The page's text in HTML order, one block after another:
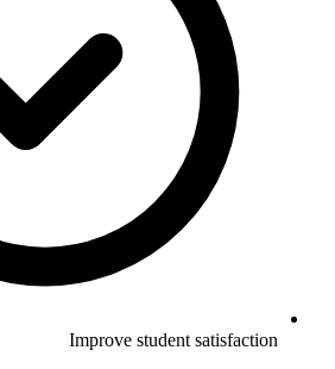
Improve student satisfaction